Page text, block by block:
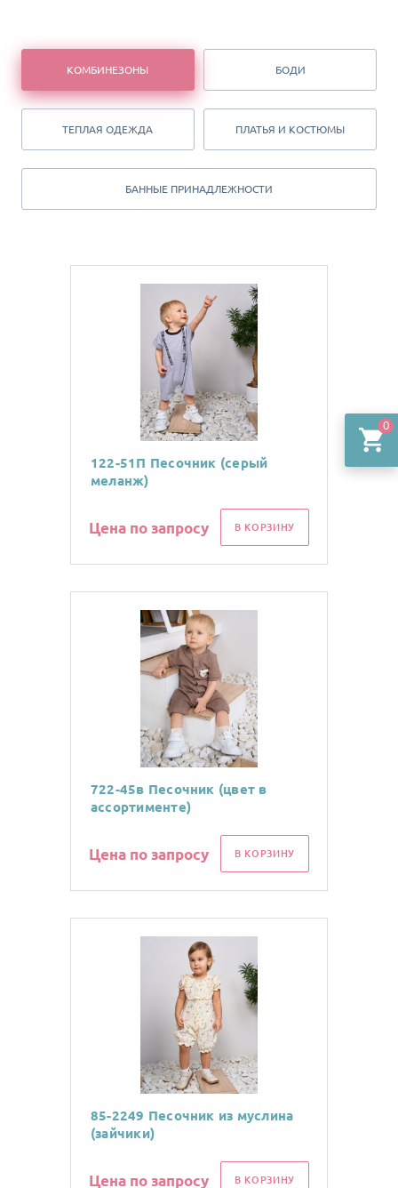
0
КОМБИНЕЗОНЫ БОДИ
ТЕПЛАЯ ОДЕЖДА ПЛАТЬЯ И КОСТЮМЫ
БАННЫЕ ПРИНАДЛЕЖНОСТИ
122-51П Песочник (серый
меланж)
Цена по запросу В КОРЗИНУ
722-45в Песочник (цвет в
ассортименте)
Цена по запросу В КОРЗИНУ
85-2249 Песочник из муслина
(зайчики)
Цена по запросу В КОРЗИНУ